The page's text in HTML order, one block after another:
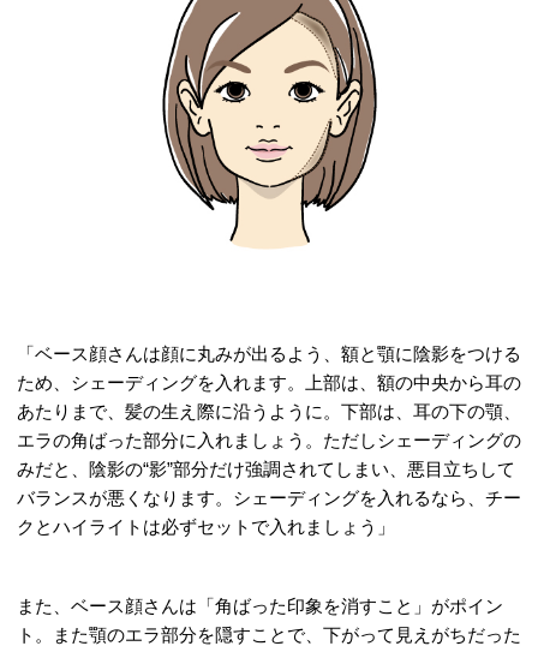
「ベース顔さんは顔に丸みが出るよう、額と顎に陰影をつける
ため、シェーディングを入れます。上部は、額の中央から耳の
あたりまで、髪の生え際に沿うように。下部は、耳の下の顎、
エラの角ばった部分に入れましょう。ただしシェーディングの
みだと、陰影の“影”部分だけ強調されてしまい、悪目立ちして
バランスが悪くなります。シェーディングを入れるなら、チー
クとハイライトは必ずセットで入れましょう」
また、ベース顔さんは「角ばった印象を消すこと」がポイン
ト。また顎のエラ部分を隠すことで、下がって見えがちだった